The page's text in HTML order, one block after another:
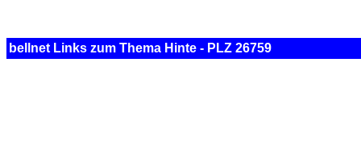
bellnet Links zum Thema Hinte - PLZ 26759